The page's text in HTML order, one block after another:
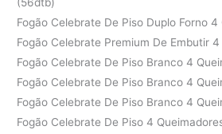
Fogão Celebrate De Piso Duplo Forno
Fogão Celebrate Premium De Embutir
Fogão Celebrate De Piso Branco 4
Fogão Celebrate De Piso Branco 4
Fogão Celebrate De Piso Branco 4
Fogão Celebrate De Piso 4